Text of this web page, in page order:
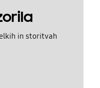
in storitvah